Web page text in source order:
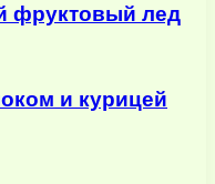
фруктовый лед
и курицей